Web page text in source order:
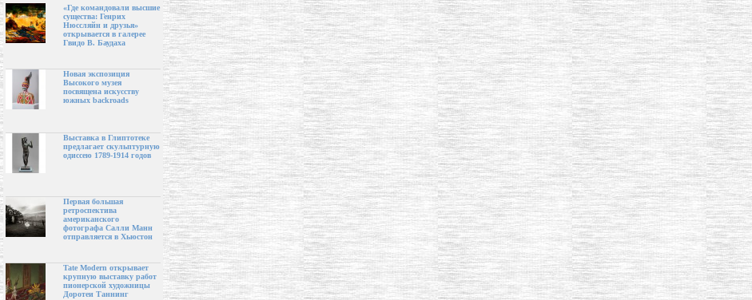
«Где командовали высшие
существа: Генрих
Нюссляйн и друзья»
открывается в галерее
Гвидо В. Баудаха
Новая экспозиция
Высокого музея
посвящена искусству
южных backroads
Выставка в Глиптотеке
предлагает скульптурную
одиссею 1789-1914 годов
Первая большая
ретроспектива
американского
фотографа Салли Манн
отправляется в Хьюстон
Tate Modern открывает
крупную выставку работ
пионерской художницы
Доротеи Таннинг